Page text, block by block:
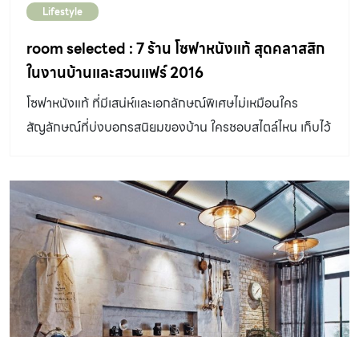
Lifestyle
room selected : 7 ร้าน โซฟาหนังแท้ สุดคลาสสิก
ในงานบ้านและสวนแฟร์ 2016
โซฟาหนังแท้ ที่มีเสน่ห์และเอกลักษณ์พิเศษไม่เหมือนใคร
สัญลักษณ์ที่บ่งบอกรสนิยมของบ้าน ใครชอบสไตล์ไหน เก็บไว้